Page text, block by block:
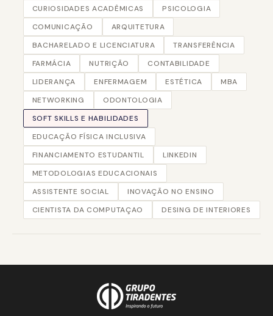
CURIOSIDADES ACADÊMICAS
PSICOLOGIA
COMUNICAÇÃO
ARQUITETURA
BACHARELADO E LICENCIATURA
TRANSFERÊNCIA
FARMÁCIA
NUTRIÇÃO
CONTABILIDADE
LIDERANÇA
ENFERMAGEM ESTÉTICA
MBA
NETWORKING
ODONTOLOGIA
SOFT SKILLS E HABILIDADES
EDUCAÇÃO FÍSICA INCLUSIVA
FINANCIAMENTO ESTUDANTIL
LINKEDIN
METODOLOGIAS EDUCACIONAIS
ASSISTENTE SOCIAL
INOVAÇÃO NO ENSINO
CIENTISTA DA COMPUTAÇAO
DESING DE INTERIORES